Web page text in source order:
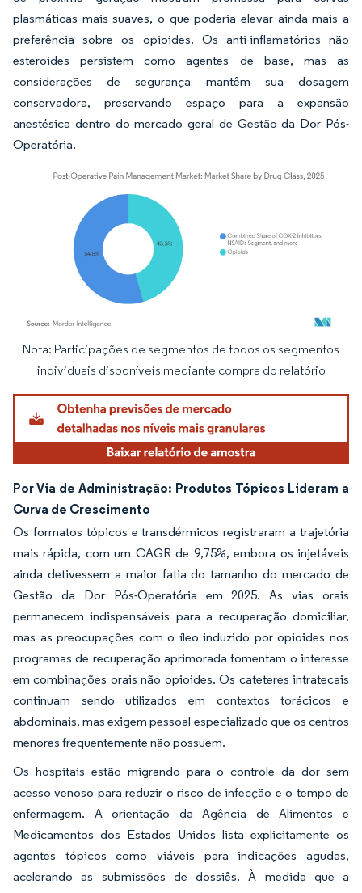
plasmáticas mais suaves, o que poderia elevar ainda mais a
preferência sobre os opioides. Os anti-inflamatórios não
esteroides persistem como agentes de base, mas as
considerações de segurança mantêm sua dosagem
conservadora, preservando espaço para a expansão
anestésica dentro do mercado geral de Gestão da Dor Pós-
Operatória.
Imagem © Mordor Intelligence. O reuso requer atribuição conforme CC BY 4.0.
Nota: Participações de segmentos de todos os segmentos
individuais disponíveis mediante compra do relatório
Por Via de Administração: Produtos Tópicos Lideram a
Curva de Crescimento
Os formatos tópicos e transdérmicos registraram a trajetória
mais rápida, com um CAGR de 9,75%, embora os injetáveis
ainda detivessem a maior fatia do tamanho do mercado de
Gestão da Dor Pós-Operatória em 2025. As vias orais
permanecem indispensáveis para a recuperação domiciliar,
mas as preocupações com o íleo induzido por opioides nos
programas de recuperação aprimorada fomentam o interesse
em combinações orais não opioides. Os cateteres intratecais
continuam sendo utilizados em contextos torácicos e
abdominais, mas exigem pessoal especializado que os centros
menores frequentemente não possuem.
Os hospitais estão migrando para o controle da dor sem
acesso venoso para reduzir o risco de infecção e o tempo de
enfermagem. A orientação da Agência de Alimentos e
Medicamentos dos Estados Unidos lista explicitamente os
agentes tópicos como viáveis para indicações agudas,
acelerando as submissões de dossiês. À medida que a